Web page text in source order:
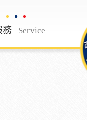
Us
務 Service 檢測